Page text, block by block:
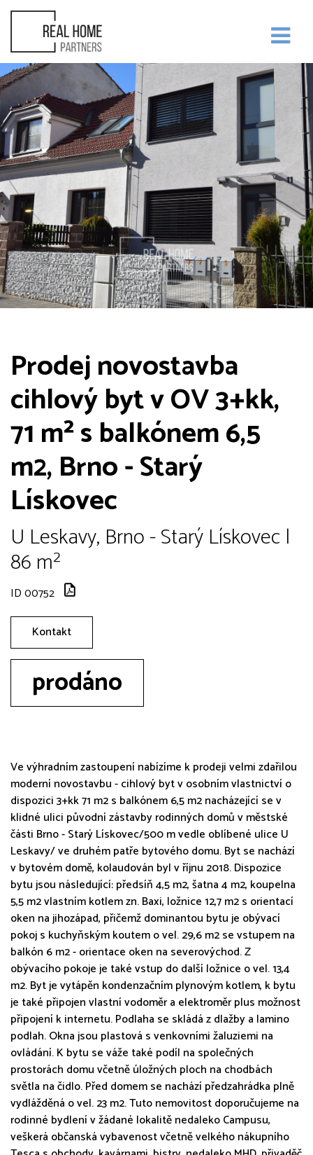
Prodej novostavba
cihlový byt v OV 3+kk,
71 m² s balkónem 6,5
m2, Brno - Starý
Lískovec
U Leskavy, Brno - Starý Lískovec |
86 m²
ID 00752
Kontakt
prodáno
Ve výhradním zastoupení nabízíme k prodeji velmi zdařilou
moderní novostavbu - cihlový byt v osobním vlastnictví o
dispozici 3+kk 71 m2 s balkónem 6,5 m2 nacházející se v
klidné ulici původní zástavby rodinných domů v městské
části Brno - Starý Lískovec/500 m vedle oblíbené ulice U
Leskavy/ ve druhém patře bytového domu. Byt se nachází
v bytovém domě, kolaudován byl v říjnu 2018. Dispozice
bytu jsou následující: předsíň 4,5 m2, šatna 4 m2, koupelna
5,5 m2 vlastním kotlem zn. Baxi, ložnice 12,7 m2 s orientací
oken na jihozápad, přičemž dominantou bytu je obývací
pokoj s kuchyňským koutem o vel. 29,6 m2 se vstupem na
balkón 6 m2 - orientace oken na severovýchod. Z
obývacího pokoje je také vstup do další ložnice o vel. 13,4
m2. Byt je vytápěn kondenzačním plynovým kotlem, k bytu
je také připojen vlastní vodoměr a elektroměr plus možnost
připojení k internetu. Podlaha se skládá z dlažby a lamino
podlah. Okna jsou plastová s venkovními žaluziemi na
ovládání. K bytu se váže také podíl na společných
prostorách domu včetně úložných ploch na chodbách
světla na čidlo. Před domem se nachází předzahrádka plně
vydlážděná o vel. 23 m2. Tuto nemovitost doporučujeme na
rodinné bydlení v žádané lokalitě nedaleko Campusu,
veškerá občanská vybavenost včetně velkého nákupního